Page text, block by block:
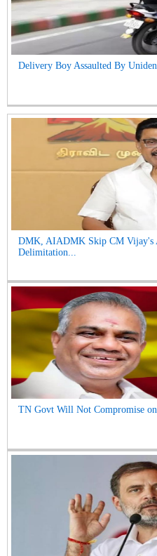
Delivery Boy Assaulted By
DMK, AIADMK Skip CM Vijay's
Delimitation...
TN Govt Will Not Compromise